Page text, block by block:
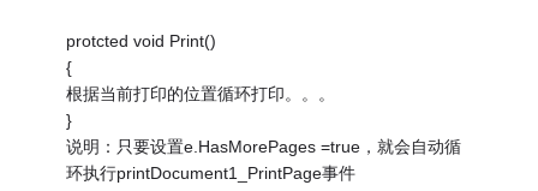
protcted void Print()
{
根据当前打印的位置循环打印。。。
}
说明：只要设置e.HasMorePages =true，就会自动循
环执行printDocument1_PrintPage事件